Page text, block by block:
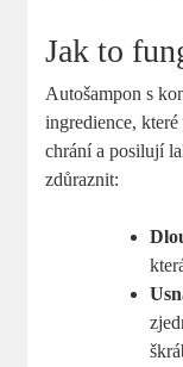
Jak to
Autošampon s
ingredience,
chrání a posilují
zdůraznit: